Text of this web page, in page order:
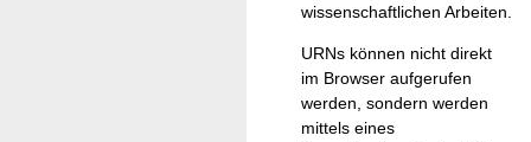
wissenschaftlichen Arbeiten.
URNs können nicht direkt
im Browser aufgerufen
werden, sondern werden
mittels eines